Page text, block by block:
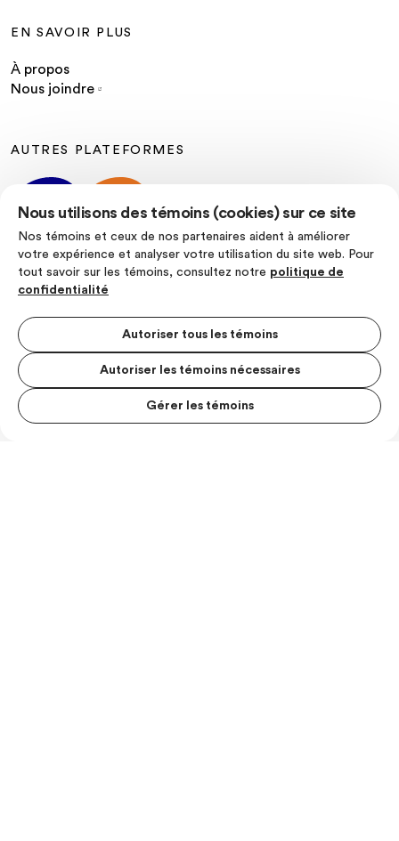
Nous utilisons des témoins (cookies) sur ce site
Nos témoins et ceux de nos partenaires aident à améliorer
votre expérience et analyser votre utilisation du site web. Pour
tout savoir sur les témoins, consultez notre politique de
confidentialité
Autoriser tous les témoins
Autoriser les témoins nécessaires
Gérer les témoins
EN SAVOIR PLUS
À propos
Nous joindre
AUTRES PLATEFORMES
Politique de confidentialité
Conditions d’utilisation
© Les Producteurs de lait du Quebec
MENU